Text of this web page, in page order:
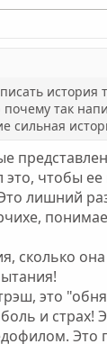
история
так
сильная
чтобы
лишний
сколько
это
и страх!
Это